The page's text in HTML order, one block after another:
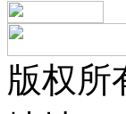
版权所